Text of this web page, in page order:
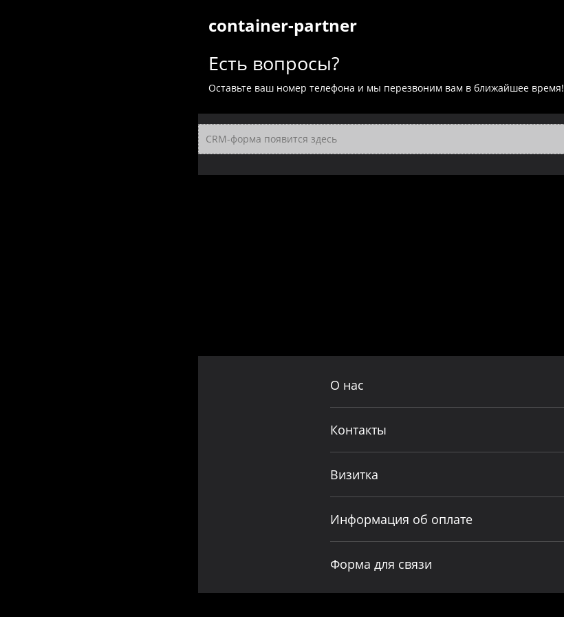
container-partner
Есть вопросы?
Оставьте ваш номер телефона и мы перезвоним вам в ближайшее время!
CRM-форма появится здесь
О нас
Контакты
Визитка
Информация об оплате
Форма для связи